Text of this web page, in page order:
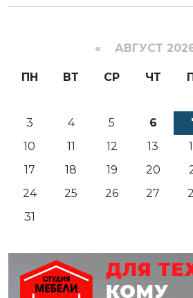
« АВГУСТ
ПН ВТ СР ЧТ
3
4 5 6
10
11 12 13
17
18 19 20
24
25 26 27
31